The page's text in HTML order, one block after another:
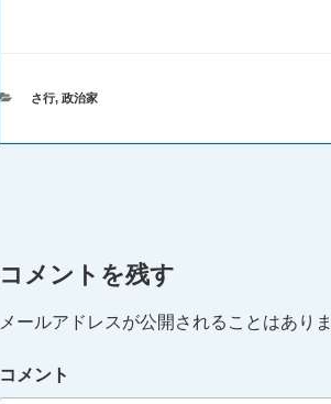
カ
さ行, 政治家
コメントを残す
メールアドレスが公開されることはありま
コメント